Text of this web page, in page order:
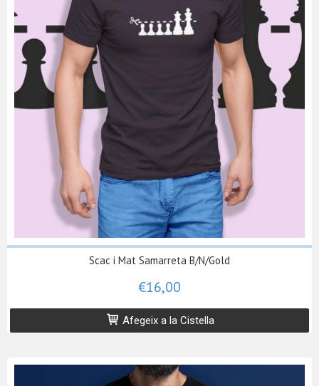
Scac i Mat Samarreta B/N/Gold
€16,00
Afegeix a la Cistella